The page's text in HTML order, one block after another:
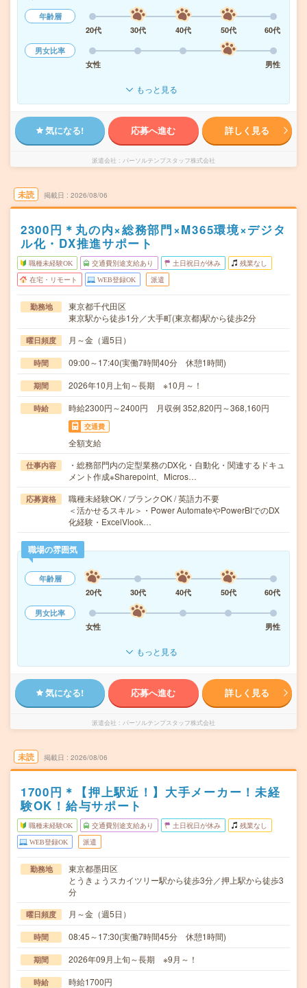
年齢層
20代
30代 40代 50代
60代
男女比率
女性
男性
もっと見る
気になる! 応募へ進む 詳しく見る
派遣会社 パーソルテンプスタッフ株式会社
未読 掲載日 2026/08/06
2300円＊丸の内×総務部門×M365環境×デジタ
ル化・DX推進サポート
職種未経験OK 交通費別途支給あり 土日祝日が休み 残業なし
在宅・リモート WEB登録OK 派遣
勤務地
東京都千代田区
東京駅から徒歩1分／大手町(東京都)駅から徒歩2分
曜日頻度 月～金（週5日）
時間 09:00～17:40(実働7時間40分 休憩1時間)
期間 2026年10月上旬～長期 ※10月～！
時給 時給2300円～2400円 月収例 352,820円～368,160円
交通費
全額支給
仕事内容
・総務部門内の定型業務のDX化・自動化・関連するドキュ
メント作成※Sharepoint、Micros…
応募資格
職種未経験OK / ブランクOK / 英語力不要
＜活かせるスキル＞・Power AutomateやPowerBIでのDX
化経験・ExcelVlook…
職場の雰囲気
年齢層
20代
30代 40代 50代
60代
男女比率
女性
男性
もっと見る
気になる! 応募へ進む 詳しく見る
派遣会社 パーソルテンプスタッフ株式会社
未読 掲載日 2026/08/06
1700円＊【押上駅近！】大手メーカー！未経
験OK！給与サポート
職種未経験OK 交通費別途支給あり 土日祝日が休み 残業なし
WEB登録OK 派遣
勤務地
東京都墨田区
とうきょうスカイツリー駅から徒歩3分／押上駅から徒歩3
分
曜日頻度 月～金（週5日）
時間 08:45～17:30(実働7時間45分 休憩1時間)
期間 2026年09月上旬～長期 ※9月～！
時給 時給1700円